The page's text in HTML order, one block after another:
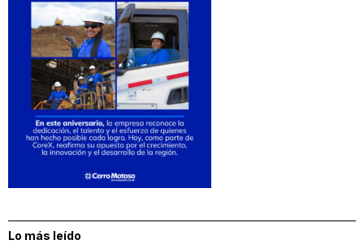
Lo más leído